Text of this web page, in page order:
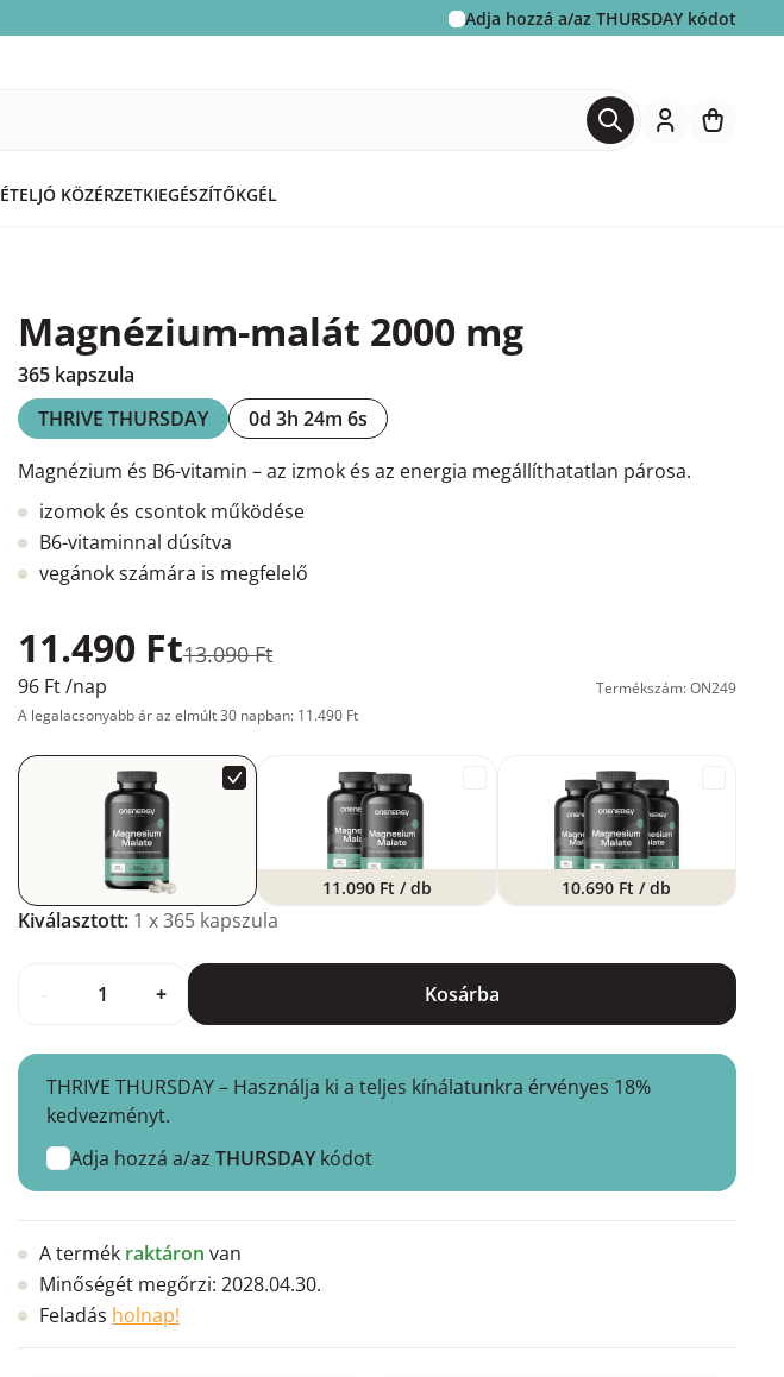
Adja hozzá a/az THURSDAY kódot
ÉTELJÓ KÖZÉRZETKIEGÉSZÍTŐKGÉL
Magnézium-malát 2000 mg
365 kapszula
THRIVE THURSDAY
0d 3h 24m 5s
Magnézium és B6-vitamin – az izmok és az energia megállíthatatlan párosa.
izomok és csontok működése
B6-vitaminnal dúsítva
vegánok számára is megfelelő
11.490 Ft13.090 Ft
96 Ft/nap
Termékszám: ON249
A legalacsonyabb ár az elmúlt 30 napban: 11.490 Ft
11.090 Ft / db 10.690 Ft/ db
Kiválasztott: 1 x 365 kapszula
+ Kosárba
THRIVE THURSDAY – Használja ki a teljes kínálatunkra érvényes 18%
kedvezményt.
Adja hozzá a/az THURSDAYkódot
A termék raktáron van
Minőségét megőrzi: 2028.04.30.
Feladás holnap!